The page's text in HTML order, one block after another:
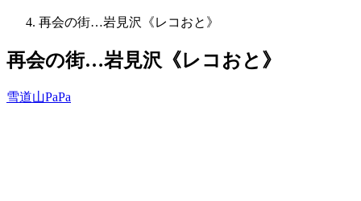
再会の街…岩見沢《レコおと》
再会の街…岩見沢《レコおと》
雪道山PaPa